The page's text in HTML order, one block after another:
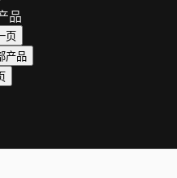
品
页
产品